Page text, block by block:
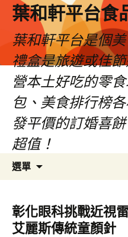
葉和軒平台食
葉和軒平台是個
禮盒是旅遊或佳
營本土好吃的零
包、美食排行榜
發平價的訂婚喜
超值！
選單
容
彰化眼科挑戰近視
艾麗斯傳統童顏針